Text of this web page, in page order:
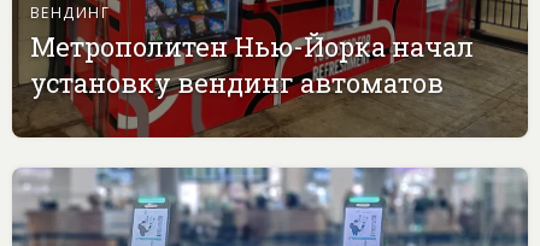
ВЕНДИНГ
Метрополитен Нью-Йорка начал
установку вендинг автоматов